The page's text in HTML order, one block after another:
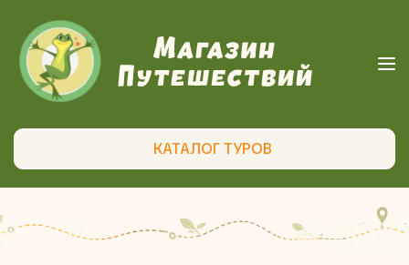
КАТАЛОГ ТУРОВ